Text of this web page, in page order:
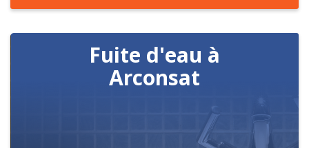
Fuite d'eau à
Arconsat